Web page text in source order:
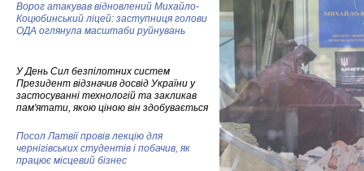
Ворог атакував відновлений Михайло-
Коцюбинський ліцей: заступниця голови
ОДА оглянула масштаби руйнувань
У День Сил безпілотних систем
Президент відзначив досвід України у
застосуванні технологій та закликав
пам'ятати, якою ціною він здобувається
Посол Латвії провів лекцію для
чернігівських студентів і побачив, як
працює місцевий бізнес